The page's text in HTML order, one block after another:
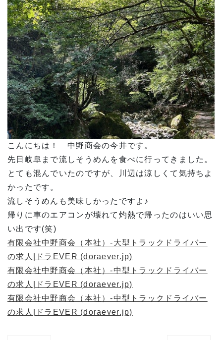
こんにちは！ 中野商会の今井です。
先日岐阜まで流しそうめんを食べに行ってきました。
とても混んでいたのですが、川辺は涼しくて気持ちよ
かったです。
流しそうめんも美味しかったですよ♪
帰りに車のエアコンが壊れて灼熱で帰ったのはいい思
い出です(笑)
有限会社中野商会（本社）-大型トラックドライバー
の求人|ドラEVER (doraever.jp)
有限会社中野商会（本社）-中型トラックドライバー
の求人|ドラEVER (doraever.jp)
有限会社中野商会（本社）-中型トラックドライバー
の求人|ドラEVER (doraever.jp)